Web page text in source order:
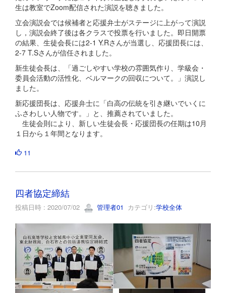
生は教室でZoom配信された演説を聴きました。
立会演説会では候補者と応援弁士がステージに上がって演説
し，演説会終了後は各クラスで投票を行いました。即日開票
の結果、生徒会長には2-1 Y.Rさんが当選し、応援団長には、
2-7 T.Sさんが信任されました。
新生徒会長は、「過ごしやすい学校の雰囲気作り、学級会・
委員会活動の活性化、ベルマークの回収について。」演説し
ました。
新応援団長は、応援弁士に「白高の伝統を引き継いでいくに
ふさわしい人物です。」と、推薦されていました。
生徒会則により、新しい生徒会長・応援団長の任期は10月
１日から１年間となります。
11
四者協定締結
投稿日時 : 2020/07/02 管理者01 カテゴリ:学校全体